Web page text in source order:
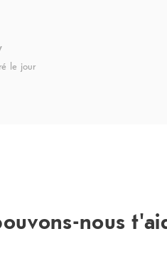
le jour
nous